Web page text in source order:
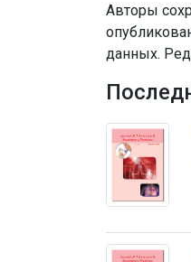
Авторы
данных.